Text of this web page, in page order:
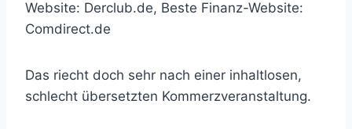
Website: Derclub.de, Beste Finanz-Website:
Comdirect.de
Das riecht doch sehr nach einer inhaltlosen,
schlecht übersetzten Kommerzveranstaltung.